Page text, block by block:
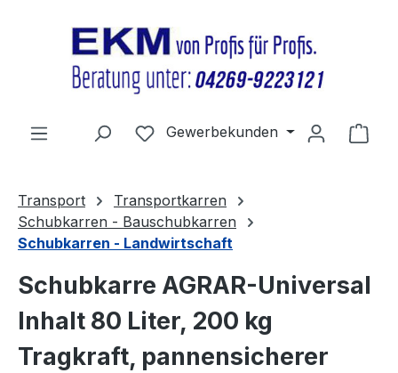
Du hast 0 Produkte auf dem
Gewerbekunden
Transport
Transportkarren
Schubkarren - Bauschubkarren
Schubkarren - Landwirtschaft
Schubkarre AGRAR-Universal
Inhalt 80 Liter, 200 kg
Tragkraft, pannensicherer